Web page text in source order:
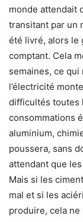
monde attendait
transitant par un
été livré, alors le
comptant. Cela
semaines, ce qui
l’électricité
difficultés toutes
consommations
aluminium,
poussera, sans
attendant que
Mais si les
mal et si les
produire, cela ne